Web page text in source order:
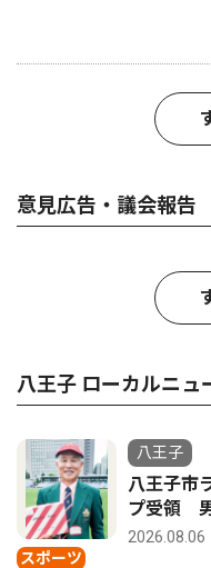
意見広告・議会報告
八王子 ローカルニュ
スポーツ
八王子
八王子市
プ受領
2026.08.06